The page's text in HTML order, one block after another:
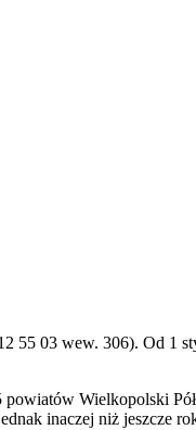
03 wew. 306). Od 1
Wielkopolski
inaczej niż jeszcze